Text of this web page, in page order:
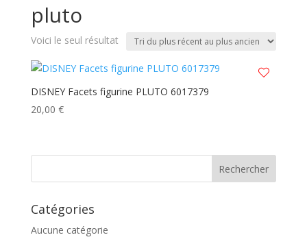
pluto
Voici le seul résultat
DISNEY Facets figurine PLUTO 6017379
20,00 €
Catégories
Aucune catégorie